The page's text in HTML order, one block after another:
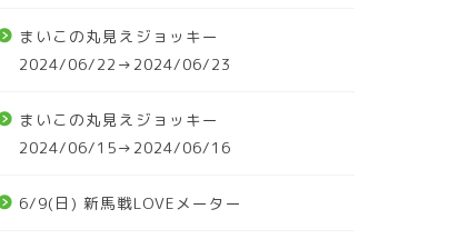
まいこの丸見えジョッキー
2024/06/22→2024/06/23
まいこの丸見えジョッキー
2024/06/15→2024/06/16
6/9(日) 新馬戦LOVEメーター